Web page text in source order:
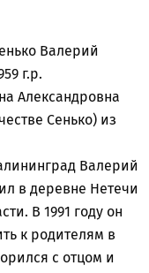
Валерий
г.р.
Александровна
Сенько) из
Валерий
в деревне Нетечи
В 1991 году он
к родителям в
с отцом и